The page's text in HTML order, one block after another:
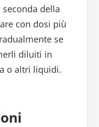
della
con dosi più
se
diluiti in
o altri liquidi.